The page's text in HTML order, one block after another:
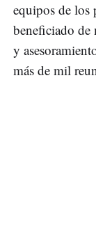
equipos de los
beneficiado de
y
más de mil